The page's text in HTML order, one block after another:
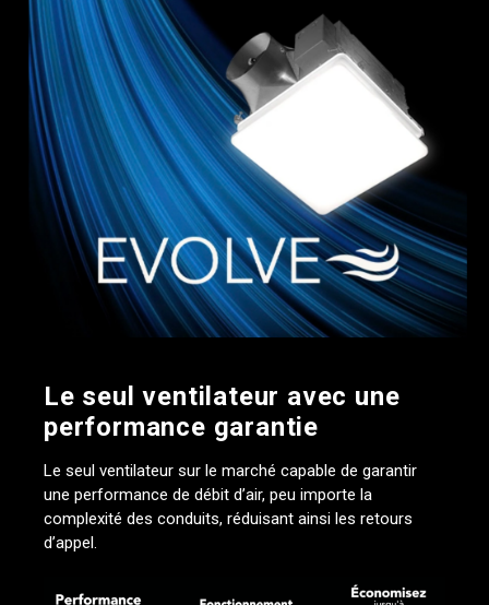
Le seul ventilateur avec une
performance garantie
Le seul ventilateur sur le marché capable de garantir
une performance de débit d’air, peu importe la
complexité des conduits, réduisant ainsi les retours
d’appel.